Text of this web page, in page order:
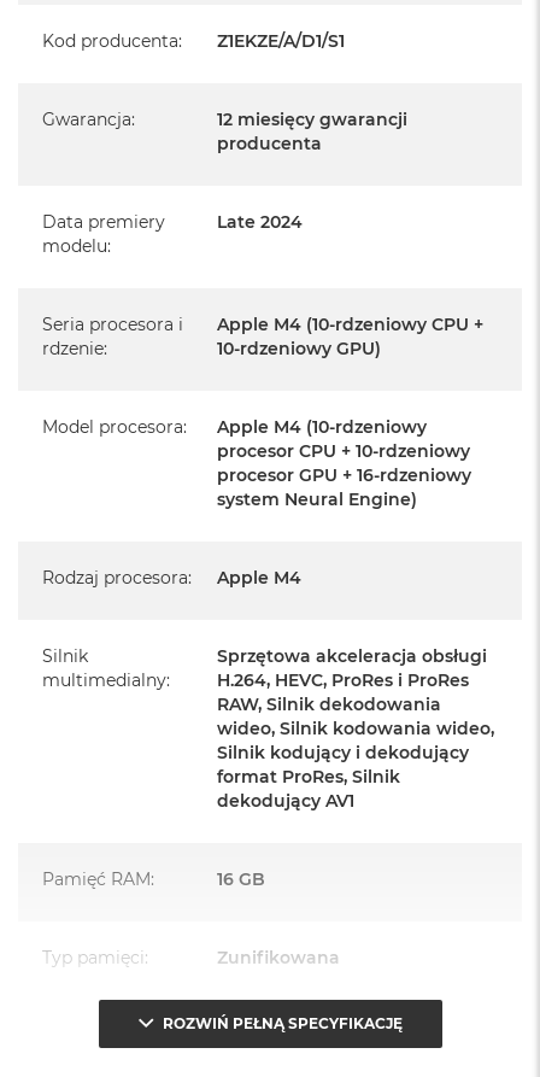
Istnieje możliwość przedłużenia gwarancji producenta.
Szczegółowe informacje na ten temat uzyskają Państwo
Posiada fabryczne opakowanie
Język polski wybieramy przy pierwszym uruchomieniu
Zawartość zestawu:
Przewód zasilający (2 m)
Przewód USB‑C do ładowania
ozdobą, gdziekolwiek się pojawi.
TURBODOPALANY CZIPEM M4
zrobisz więcej szybciej. Bawisz się czy pracujesz, edytujesz
Kod producenta: Z1EKZE/A/D1/S1
Gwarancja:
12 miesięcy gwarancji
producenta
Data premiery
modelu:
Late 2024
Seria procesora i
rdzenie:
Apple M4 (10-rdzeniowy CPU +
10-rdzeniowy GPU)
Model procesora:
Apple M4 (10-rdzeniowy
procesor CPU + 10-rdzeniowy
procesor GPU + 16-rdzeniowy
system Neural Engine)
Rodzaj procesora: Apple M4
Silnik
multimedialny:
Sprzętowa akceleracja obsługi
H.264, HEVC, ProRes i ProRes
RAW, Silnik dekodowania
wideo, Silnik kodowania wideo,
Silnik kodujący i dekodujący
format ProRes, Silnik
dekodujący AV1
Pamięć RAM: 16 GB
Typ pamięci: Zunifikowana
Przepustowość
120 GB/s
ROZWIŃ PEŁNĄ SPECYFIKACJĘ